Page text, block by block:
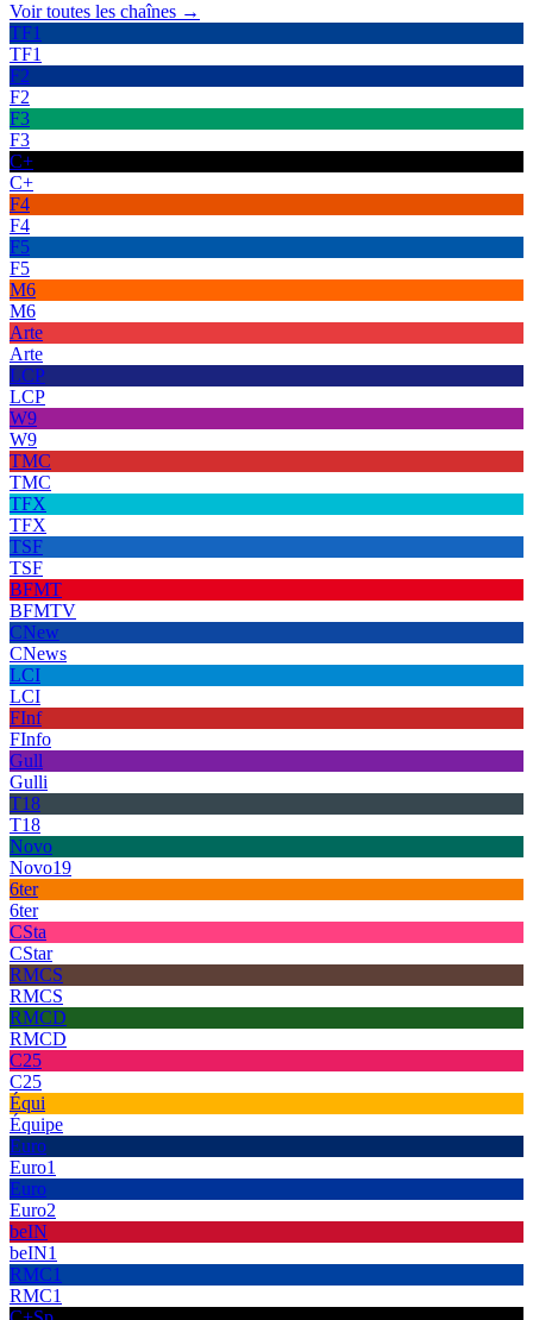
Voir toutes les chaînes →
TF1
TF1
F2
F2
F3
F3
C+
C+
F4
F4
F5
F5
M6
M6
Arte
Arte
LCP
LCP
W9
W9
TMC
TMC
TFX
TFX
TSF
TSF
BFMT
BFMTV
CNew
CNews
LCI
LCI
FInf
FInfo
Gull
Gulli
T18
T18
Novo
Novo19
6ter
6ter
CSta
CStar
RMCS
RMCS
RMCD
RMCD
C25
C25
Équi
Équipe
Euro
Euro1
Euro
Euro2
beIN
beIN1
RMC1
RMC1